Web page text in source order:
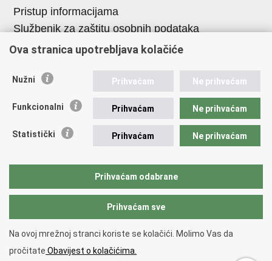
Pristup informacijama
Službenik za zaštitu osobnih podataka
Nepravilnosti
Javna nabava u MVEP-u
Natječaji
Nadzor rada i unutarnja revizija službe vanjskih
poslova
Pučki pravobranitelj
Povratak na vrh
Copyright © 2026 Ministarstvo vanjskih i europskih poslova.
Ova stranica upotrebljava kolačiće
Nužni Prihvaćam Ne prihvaćam
Funkcionalni Prihvaćam Ne prihvaćam
Statistički Prihvaćam Ne prihvaćam
Prihvaćam odabrane
Prihvaćam sve
Na ovoj mrežnoj stranci koriste se kolačići. Molimo Vas da
pročitate Obavijest o kolačićima.